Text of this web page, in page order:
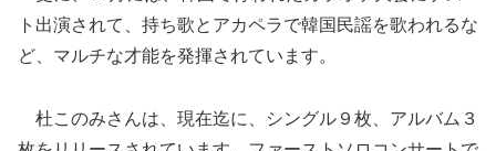
ト出演されて、 持ち歌とアカペラで韓国民謡を歌われるな
ど、 マルチな才能を発揮されています。
杜このみさんは、現在迄に、シングル９枚、 アルバム３